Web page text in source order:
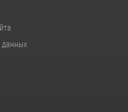
данных